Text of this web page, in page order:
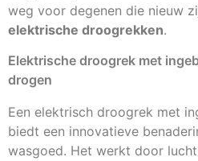
weg voor degenen die nieuw
elektrische droogrekken.
Elektrische droogrek met
drogen
Een elektrisch droogrek met
biedt een innovatieve
wasgoed. Het werkt door